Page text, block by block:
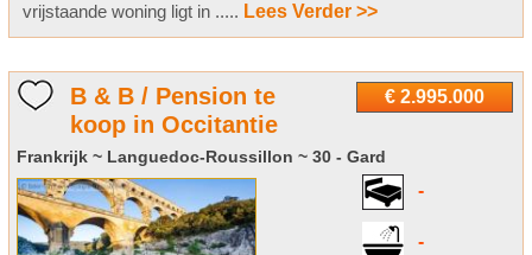
vrijstaande woning ligt in ..... Lees Verder >>
€ 2.995.000
B & B / Pension te
koop in Occitantie
Frankrijk ~ Languedoc-Roussillon ~ 30 - Gard
-
-